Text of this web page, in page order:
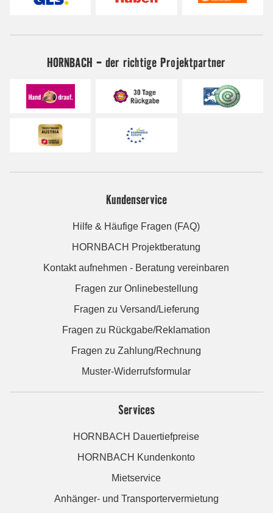
HORNBACH - der richtige Projektpartner
Kundenservice
Hilfe & Häufige Fragen (FAQ)
HORNBACH Projektberatung
Kontakt aufnehmen - Beratung vereinbaren
Fragen zur Onlinebestellung
Fragen zu Versand/Lieferung
Fragen zu Rückgabe/Reklamation
Fragen zu Zahlung/Rechnung
Muster-Widerrufsformular
Services
HORNBACH Dauertiefpreise
HORNBACH Kundenkonto
Mietservice
Anhänger- und Transportervermietung